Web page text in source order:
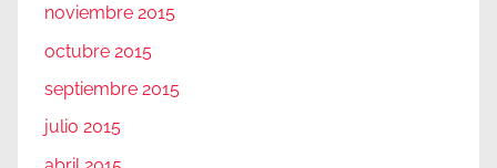
noviembre 2015
octubre 2015
septiembre 2015
julio 2015